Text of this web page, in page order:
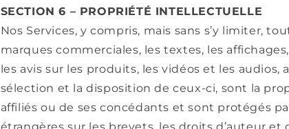
SECTION 6 – PROPRIÉTÉ INTELLECTUELLE
Nos Services, y compris, mais sans s’y limiter,
marques commerciales, les textes, les
les avis sur les produits, les vidéos et les audios,
sélection et la disposition de ceux-ci, sont la
affiliés ou de ses concédants et sont protégés
étrangères sur les brevets, les droits d’auteur et